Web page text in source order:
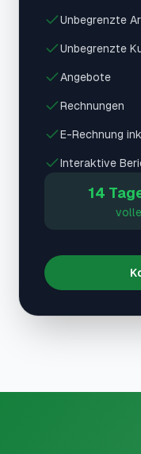
Unbegrenzte
Unbegrenzte
Angebote
Rechnungen
E-Rechnung
Interaktive
14